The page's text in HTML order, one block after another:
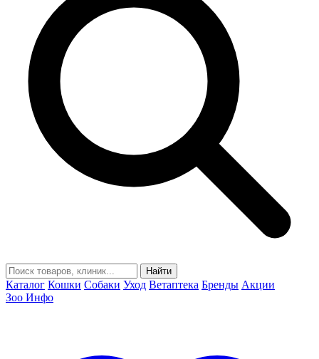
Найти
Каталог Кошки Собаки Уход Ветаптека Бренды Акции
Зоо Инфо